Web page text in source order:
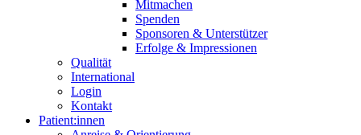
Mitmachen
Spenden
Sponsoren & Unterstützer
Erfolge & Impressionen
Qualität
International
Login
Kontakt
Patient:innen